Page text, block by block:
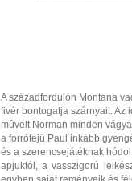
A századfordulón Montana
fivér bontogatja szárnyait. Az
mûvelt Norman minden
a forrófejû Paul inkább
és a szerencsejátéknak
apjuktól, a vasszigorú